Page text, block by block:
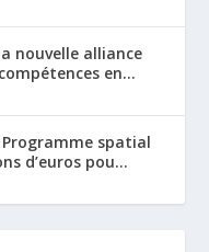
nouvelle alliance
en...
Programme spatial
d’euros pou...